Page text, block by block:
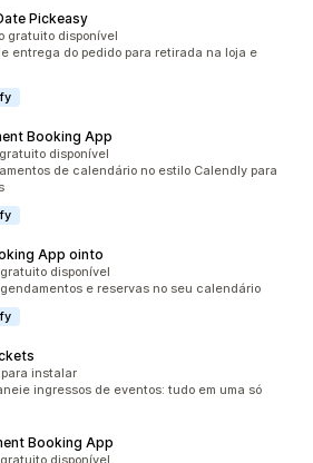
Pickeasy
todo
gratuito disponível
entrega do pedido para retirada na loja e
Booking App
todo
disponível
de calendário no estilo Calendly para
App ointo
todo
disponível
e reservas no seu calendário
instalar
ingressos de eventos: tudo em uma só
Booking App
disponível